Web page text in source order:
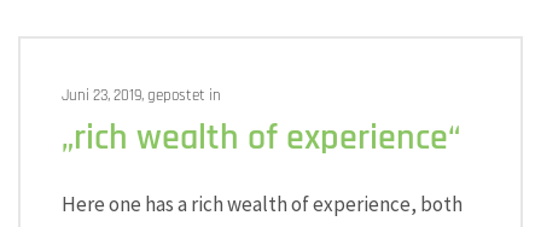
Juni 23, 2019, gepostet in
„rich wealth of experience“
Here one has a rich wealth of experience, both